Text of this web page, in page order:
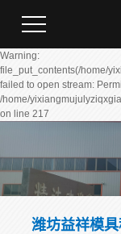
Warning:
file_put_contents(/home/
failed to open stream:
/home/
on line 217
潍坊益祥模